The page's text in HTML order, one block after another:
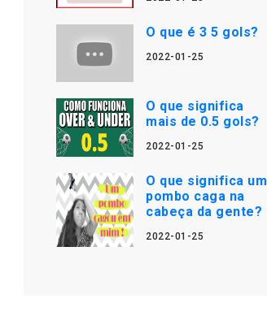
O que é 3 5 gols?
2022-01-25
O que significa
mais de 0.5 gols?
2022-01-25
O que significa um
pombo caga na
cabeça da gente?
2022-01-25